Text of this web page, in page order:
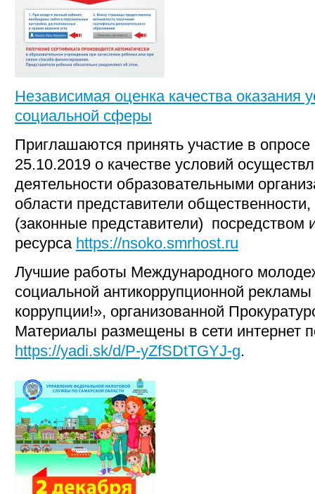
Независимая оценка качества оказания
социальной сферы
Приглашаются принять участие в
25.10.2019 о качестве условий
деятельности образовательными
области представители
(законные представители) посредством
ресурса https://nsoko.smrhost.ru
Лучшие работы Международного
социальной антикоррупционной
коррупции!», организованной
Материалы размещены в сети интернет
https://yadi.sk/d/P-yZfSDtTGYJ-g.